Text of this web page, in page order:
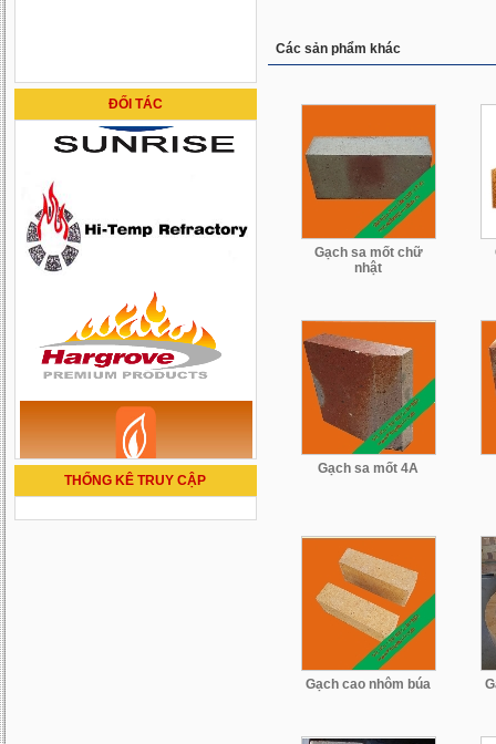
ĐỐI TÁC
THỐNG KÊ TRUY CẬP
Các sản phẩm khác
Gạch sa mốt chữ
nhật
Gạch sa mốt 4A
Gạch cao nhôm búa